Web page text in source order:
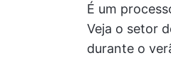
É um
Veja o setor
durante o